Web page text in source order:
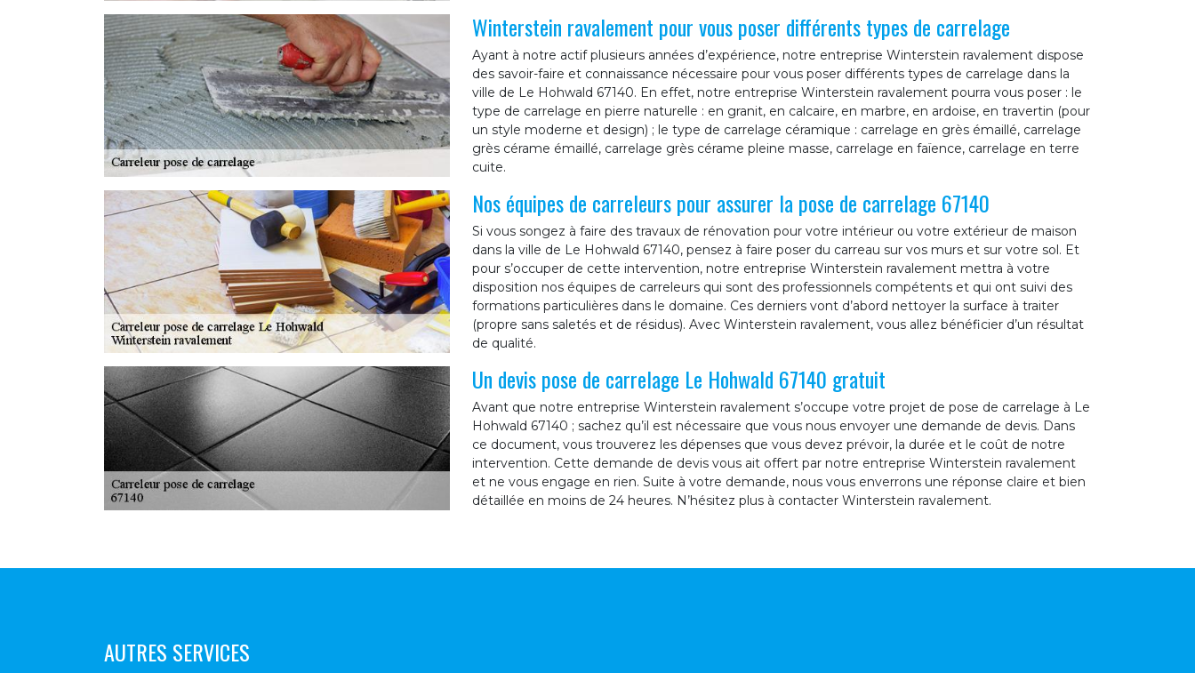
Winterstein ravalement pour vous poser différents types de carrelage
Ayant à notre actif plusieurs années d’expérience, notre entreprise Winterstein ravalement dispose
des savoir-faire et connaissance nécessaire pour vous poser différents types de carrelage dans la
ville de Le Hohwald 67140. En effet, notre entreprise Winterstein ravalement pourra vous poser : le
type de carrelage en pierre naturelle : en granit, en calcaire, en marbre, en ardoise, en travertin (pour
un style moderne et design) ; le type de carrelage céramique : carrelage en grès émaillé, carrelage
grès cérame émaillé, carrelage grès cérame pleine masse, carrelage en faïence, carrelage en terre
cuite.
Nos équipes de carreleurs pour assurer la pose de carrelage 67140
Si vous songez à faire des travaux de rénovation pour votre intérieur ou votre extérieur de maison
dans la ville de Le Hohwald 67140, pensez à faire poser du carreau sur vos murs et sur votre sol. Et
pour s’occuper de cette intervention, notre entreprise Winterstein ravalement mettra à votre
disposition nos équipes de carreleurs qui sont des professionnels compétents et qui ont suivi des
formations particulières dans le domaine. Ces derniers vont d’abord nettoyer la surface à traiter
(propre sans saletés et de résidus). Avec Winterstein ravalement, vous allez bénéficier d’un résultat
de qualité.
Un devis pose de carrelage Le Hohwald 67140 gratuit
Avant que notre entreprise Winterstein ravalement s’occupe votre projet de pose de carrelage à Le
Hohwald 67140 ; sachez qu’il est nécessaire que vous nous envoyer une demande de devis. Dans
ce document, vous trouverez les dépenses que vous devez prévoir, la durée et le coût de notre
intervention. Cette demande de devis vous ait offert par notre entreprise Winterstein ravalement
et ne vous engage en rien. Suite à votre demande, nous vous enverrons une réponse claire et bien
détaillée en moins de 24 heures. N’hésitez plus à contacter Winterstein ravalement.
AUTRES SERVICES